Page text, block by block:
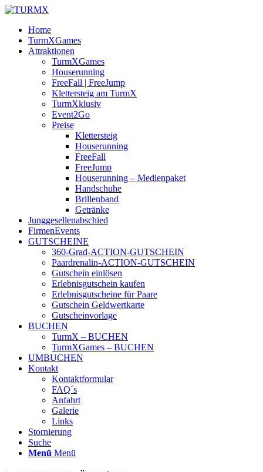
Home
TurmXGames
Attraktionen
TurmXGames
Houserunning
FreeFall | FreeJump
Klettersteig am TurmX
TurmXklusiv
Event2Go
Preise
Klettersteig
Houserunning
FreeFall
FreeJump
Houserunning – Medienpaket
Handschuhe
Brillenband
Getränke
Junggesellenabschied
FirmenEvents
GUTSCHEINE
360-Grad-ACTION-GUTSCHEIN
Paardrenalin-ACTION-GUTSCHEIN
Gutschein einlösen
Erlebnisgutschein kaufen
Erlebnisgutscheine für Paare
Gutschein Geldwertkarte
Gutscheinvorlage
BUCHEN
TurmX – BUCHEN
TurmXGames – BUCHEN
UMBUCHEN
Kontakt
Kontaktformular
FAQ´s
Anfahrt
Galerie
Links
Stornierung
Suche
Menü Menü